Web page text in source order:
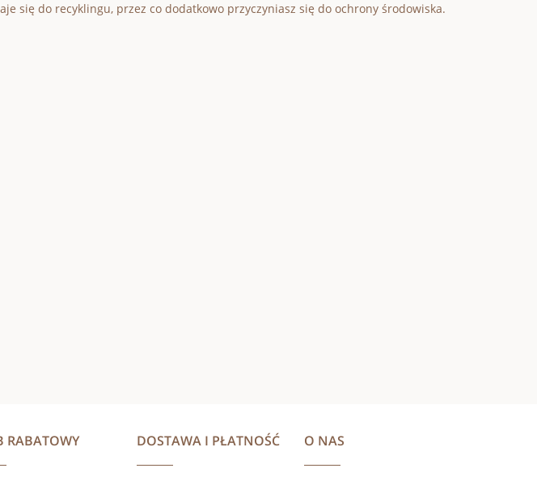
się do recyklingu, przez co dodatkowo przyczyniasz się do ochrony środowiska.
RABATOWY DOSTAWA I PŁATNOŚĆ O NAS